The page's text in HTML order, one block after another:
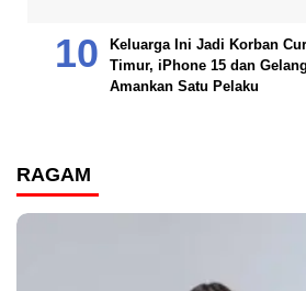
Keluarga Ini Jadi Korban
Timur, iPhone 15 dan
Amankan Satu Pelaku
RAGAM